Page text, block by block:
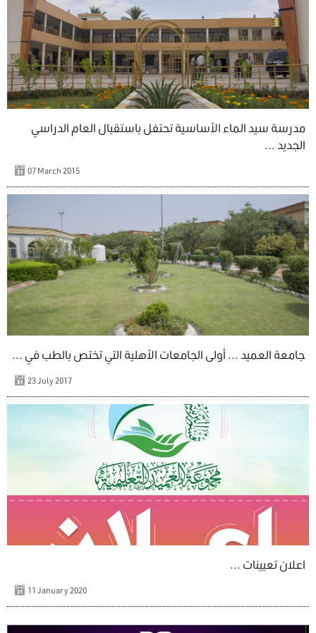
مدرسة سيد الماء الأساسية تحتفل باستقبال العام الدراسي
الجديد ...
07 March 2015
جامعة العميد ... أولى الجامعات الأهلية التي تختص بالطب في ...
23 July 2017
اعلان تعيينات ...
11 January 2020